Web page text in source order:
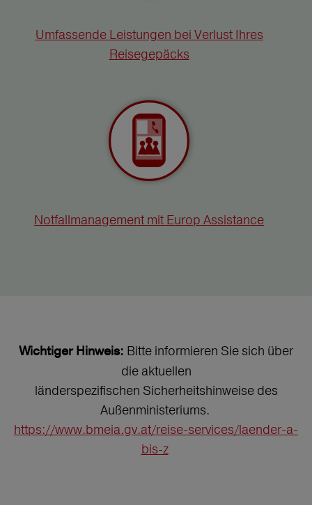
Umfassende Leistungen bei Verlust Ihres
Reisegepäcks
Notfallmanagement mit Europ Assistance
Wichtiger Hinweis: Bitte informieren Sie sich über
die aktuellen
länderspezifischen Sicherheitshinweise des
Außenministeriums.
https://www.bmeia.gv.at/reise-services/laender-a-
bis-z